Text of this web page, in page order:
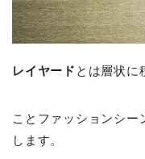
レイヤード とは層状に
ことファッションシー
します。